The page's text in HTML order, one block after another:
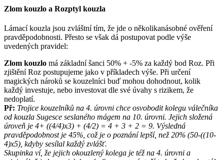
Zlom kouzlo a Rozptyl kouzla
Lámací kouzla jsou zvláštní tím, že jde o několikanásobné ověření
pravděpodobnosti. Přesto se však dá postupovat podle výše
uvedených pravidel:
Zlom kouzlo má základní šanci 50% + -5% za každý bod Roz. Při
zjištění Roz postupujeme jako v příkladech výše. Při určení
magických nároků se kouzelníci buď mohou dohodnout, kolik
každý investuje, nebo investovat dle své úvahy s rizikem, že
nedoplatí.
Př: Trojice kouzelníků na 4. úrovni chce osvobodit kolegu válečníka
od kouzla Sugesce seslaného mágem na 10. úrovni. Jejich složená
úroveň je 4+ ((4/4)x3) + (4/2) = 4 + 3 + 2 = 9. Výsledná
pravděpodobnost je 45%, což je o poznání lepší, než 20% (50-((10-
4)x5), kdyby sesílal každý zvlášť.
Skupinka ví, že jejich okouzlený kolega je též na 4. úrovni a